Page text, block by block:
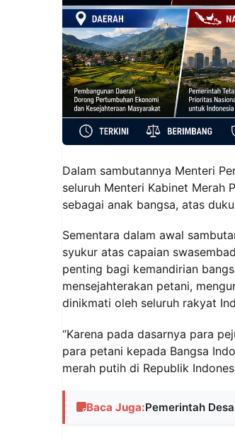
Dalam sambutannya Menteri
seluruh Menteri Kabinet Merah
sebagai anak bangsa, atas
Sementara dalam awal
syukur atas capaian
penting bagi kemandirian
mensejahterakan petani,
dinikmati oleh seluruh rakyat
“Karena pada dasarnya para
para petani kepada Bangsa
merah putih di Republik
Baca Juga:Pemerintah